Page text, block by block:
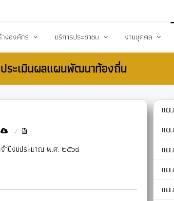
งองค์กร
หาร
บริการประชาชน
คู่มือหรือมาตราฐานการปฏิบัติงาน
งานบุคคล
งานการบริหารทรั
ระเมินผลแผนพัฒนาท้องถิ่น
ำปีงบประมาณ พ.ศ. ๒๕๖๘
แผ
แผ
แผ
แผ
แผ